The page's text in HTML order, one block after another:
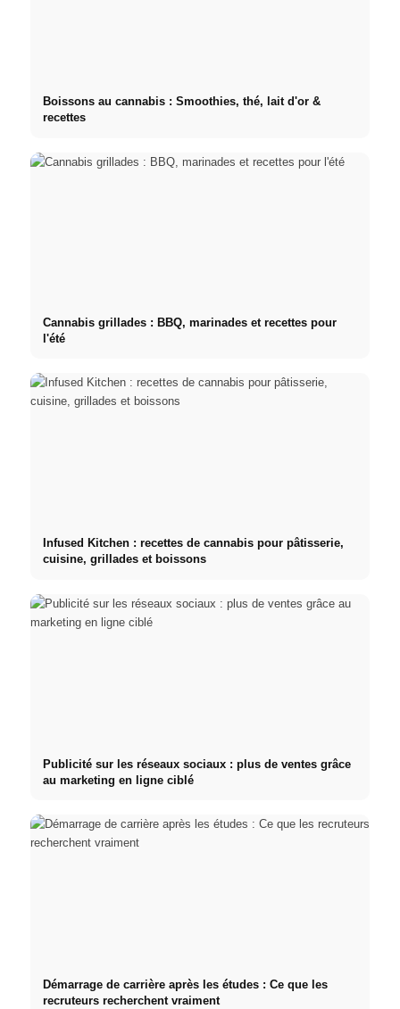
Boissons au cannabis : Smoothies, thé, lait d'or &
recettes
Cannabis grillades : BBQ, marinades et recettes pour
l'été
Infused Kitchen : recettes de cannabis pour pâtisserie,
cuisine, grillades et boissons
Publicité sur les réseaux sociaux : plus de ventes grâce
au marketing en ligne ciblé
Démarrage de carrière après les études : Ce que les
recruteurs recherchent vraiment